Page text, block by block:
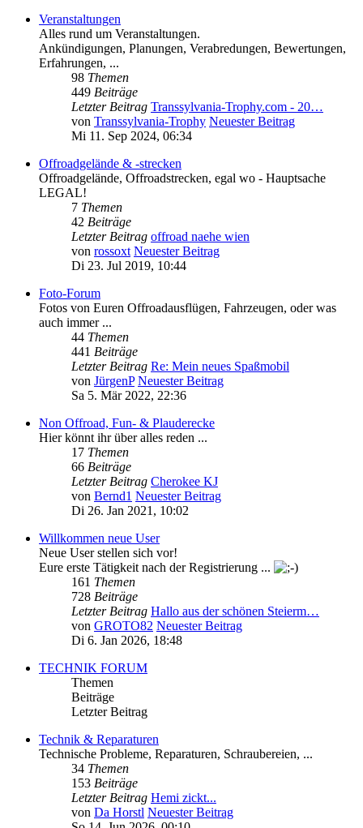
Veranstaltungen
Alles rund um Veranstaltungen.
Ankündigungen, Planungen, Verabredungen, Bewertungen,
Erfahrungen, ...
98 Themen
449 Beiträge
Letzter Beitrag Transsylvania-Trophy.com - 20…
von Transsylvania-Trophy Neuester Beitrag
Mi 11. Sep 2024, 06:34
Offroadgelände & -strecken
Offroadgelände, Offroadstrecken, egal wo - Hauptsache
LEGAL!
7 Themen
42 Beiträge
Letzter Beitrag offroad naehe wien
von rossoxt Neuester Beitrag
Di 23. Jul 2019, 10:44
Foto-Forum
Fotos von Euren Offroadausflügen, Fahrzeugen, oder was
auch immer ...
44 Themen
441 Beiträge
Letzter Beitrag Re: Mein neues Spaßmobil
von JürgenP Neuester Beitrag
Sa 5. Mär 2022, 22:36
Non Offroad, Fun- & Plauderecke
Hier könnt ihr über alles reden ...
17 Themen
66 Beiträge
Letzter Beitrag Cherokee KJ
von Bernd1 Neuester Beitrag
Di 26. Jan 2021, 10:02
Willkommen neue User
Neue User stellen sich vor!
Eure erste Tätigkeit nach der Registrierung ...
161 Themen
728 Beiträge
Letzter Beitrag Hallo aus der schönen Steierm…
von GROTO82 Neuester Beitrag
Di 6. Jan 2026, 18:48
TECHNIK FORUM
Themen
Beiträge
Letzter Beitrag
Technik & Reparaturen
Technische Probleme, Reparaturen, Schraubereien, ...
34 Themen
153 Beiträge
Letzter Beitrag Hemi zickt...
von Da Horstl Neuester Beitrag